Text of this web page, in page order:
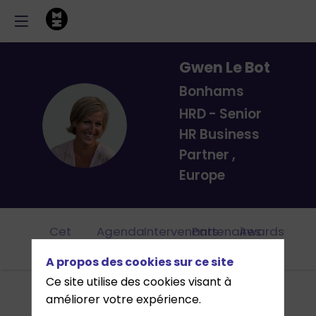
GLB
Gwen Le Bot
Bonhams
HRD - Senior
HR Business
Partner ,
Europe
Cet
AgendaIntervenantsPartenairesAwards
A propos des cookies sur ce site
Ce site utilise des cookies visant à
améliorer votre expérience.